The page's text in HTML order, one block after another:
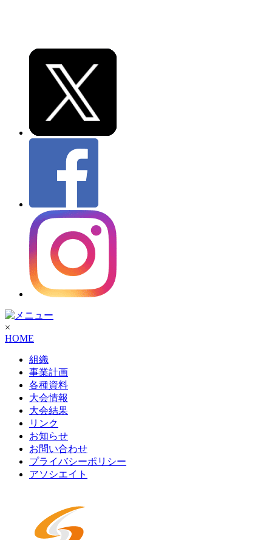
×
HOME
組織
事業計画
各種資料
大会情報
大会結果
リンク
お知らせ
お問い合わせ
プライバシーポリシー
アソシエイト